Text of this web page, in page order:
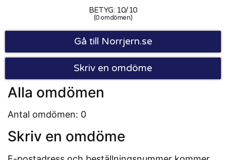
BETYG: 10/10
(0 omdömen)
Gå till Norrjern.se
Skriv en omdöme
Alla omdömen
Antal omdömen: 0
Skriv en omdöme